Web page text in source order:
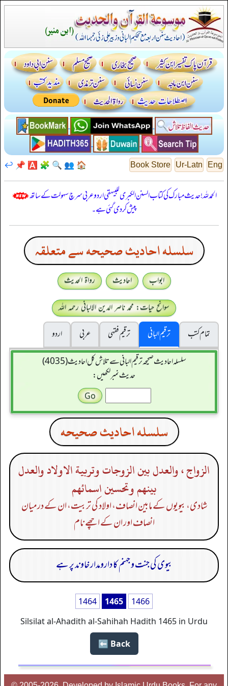
Eng
Ur-Latn
Book Store
🏠
👥
🔍
🧩
🅰️
📌
↩️
الحمدللہ! حدیث مبارک کی کتاب السنن الكبرى للبيهقي اردو عربی سرچ سہولت کے ساتھ
پیش کر دی گئی ہے۔
سلسله احاديث صحيحه سے متعلقہ
ابواب احادیث
رواۃ الحدیث
سوانح حیات: محمد ناصر الدین الالبانی رحمہ اللہ
تمام کتب
ترقیم البانی ترقيم فقہی عربی
اردو
سلسله احاديث صحيحه ترقیم البانی سے تلاش کل احادیث (4035)
حدیث نمبر لکھیں:
سلسله احاديث صحيحه
الزواج ، والعدل بين الزوجات وتربية الاولاد والعدل
بينهم وتحسين اسمائهم
شادی، بیویوں کے مابین انصاف، اولاد کی تربیت، ان کے درمیان
انصاف اور ان کے اچھے نام
بیوی کی جنت و جہنم کا دارومدار خاوند پر ہے
1464 1465
1466
Silsilat al-Ahadith al-Sahihah Hadith 1465 in Urdu
Back ⬅️